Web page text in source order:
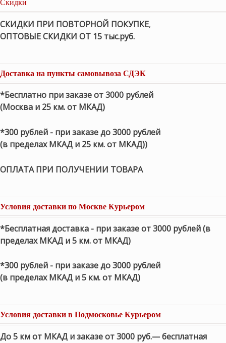
СКИДКИ ПРИ ПОВТОРНОЙ ПОКУПКЕ,
ОПТОВЫЕ СКИДКИ ОТ 15 тыс.руб.
Доставка на пункты самовывоза СДЭК
*Бесплатно при заказе от 3000 рублей
(Москва и 25 км. от МКАД)
*300 рублей - при заказе до 3000 рублей
(в пределах МКАД и 25 км. от МКАД))
ОПЛАТА ПРИ ПОЛУЧЕНИИ ТОВАРА
Условия доставки по Москве Курьером
*Бесплатная доставка - при заказе от 3000 рублей (в
пределах МКАД и 5 км. от МКАД)
*300 рублей - при заказе до 3000 рублей
(в пределах МКАД и 5 км. от МКАД)
Условия доставки в Подмосковье Курьером
До 5 км от МКАД и заказе от 3000 руб.— бесплатная